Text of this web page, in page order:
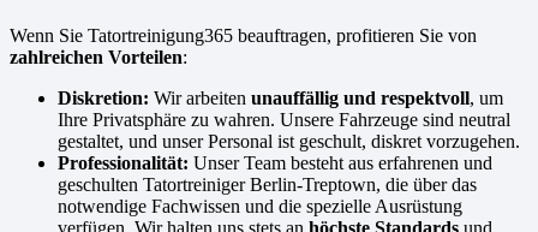
Wenn Sie Tatortreinigung365 beauftragen, profitieren Sie von
zahlreichen Vorteilen:
Diskretion: Wir arbeiten unauffällig und respektvoll, um
Ihre Privatsphäre zu wahren. Unsere Fahrzeuge sind neutral
gestaltet, und unser Personal ist geschult, diskret vorzugehen.
Professionalität: Unser Team besteht aus erfahrenen und
geschulten Tatortreiniger Berlin-Treptown, die über das
notwendige Fachwissen und die spezielle Ausrüstung
verfügen. Wir halten uns stets an höchste Standards und